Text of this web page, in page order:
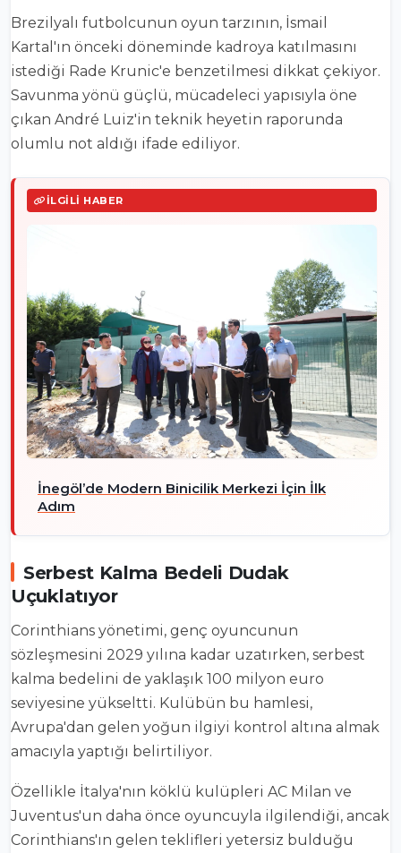
Brezilyalı futbolcunun oyun tarzının, İsmail
Kartal'ın önceki döneminde kadroya katılmasını
istediği Rade Krunic'e benzetilmesi dikkat çekiyor.
Savunma yönü güçlü, mücadeleci yapısıyla öne
çıkan André Luiz'in teknik heyetin raporunda
olumlu not aldığı ifade ediliyor.
İLGILI HABER
İnegöl’de Modern Binicilik Merkezi İçin İlk
Adım
Serbest Kalma Bedeli Dudak
Uçuklatıyor
Corinthians yönetimi, genç oyuncunun
sözleşmesini 2029 yılına kadar uzatırken, serbest
kalma bedelini de yaklaşık 100 milyon euro
seviyesine yükseltti. Kulübün bu hamlesi,
Avrupa'dan gelen yoğun ilgiyi kontrol altına almak
amacıyla yaptığı belirtiliyor.
Özellikle İtalya'nın köklü kulüpleri AC Milan ve
Juventus'un daha önce oyuncuyla ilgilendiği, ancak
Corinthians'ın gelen teklifleri yetersiz bulduğu